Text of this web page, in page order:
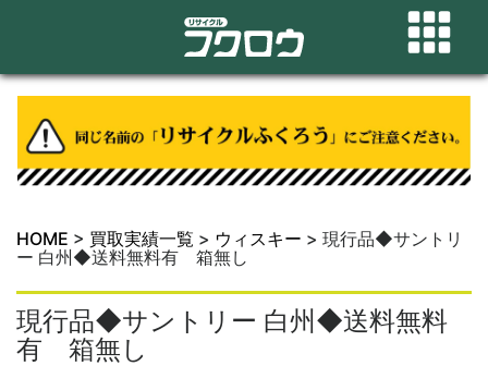
HOME > 買取実績一覧 > ウィスキー > 現行品◆サントリ
ー 白州◆送料無料有 箱無し
現行品◆サントリー 白州◆送料無料
有 箱無し